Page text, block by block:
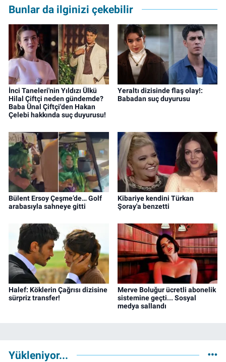
Bunlar da ilginizi çekebilir
İnci Taneleri'nin Yıldızı Ülkü
Hilal Çiftçi neden gündemde?
Baba Ünal Çiftçi'den Hakan
Çelebi hakkında suç duyurusu!
Yeraltı dizisinde flaş olay!:
Babadan suç duyurusu
Bülent Ersoy Çeşme’de… Golf
arabasıyla sahneye gitti
Kibariye kendini Türkan
Şoray'a benzetti
Halef: Köklerin Çağrısı dizisine
sürpriz transfer!
Merve Boluğur ücretli abonelik
sistemine geçti... Sosyal
medya sallandı
Yükleniyor...